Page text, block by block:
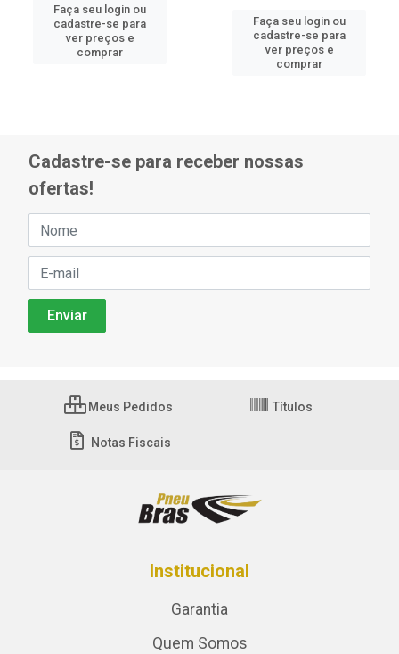
Faça seu login ou
cadastre-se para
ver preços e
comprar
Faça seu login ou
cadastre-se para
ver preços e
comprar
Cadastre-se para receber nossas
ofertas!
Meus Pedidos Títulos
Notas Fiscais
Institucional
Garantia
Quem Somos